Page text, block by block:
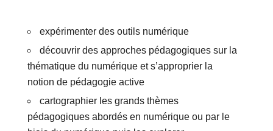
expérimenter des outils numérique
découvrir des approches pédagogiques sur la
thématique du numérique et s’approprier la
notion de pédagogie active
cartographier les grands thèmes
pédagogiques abordés en numérique ou par le